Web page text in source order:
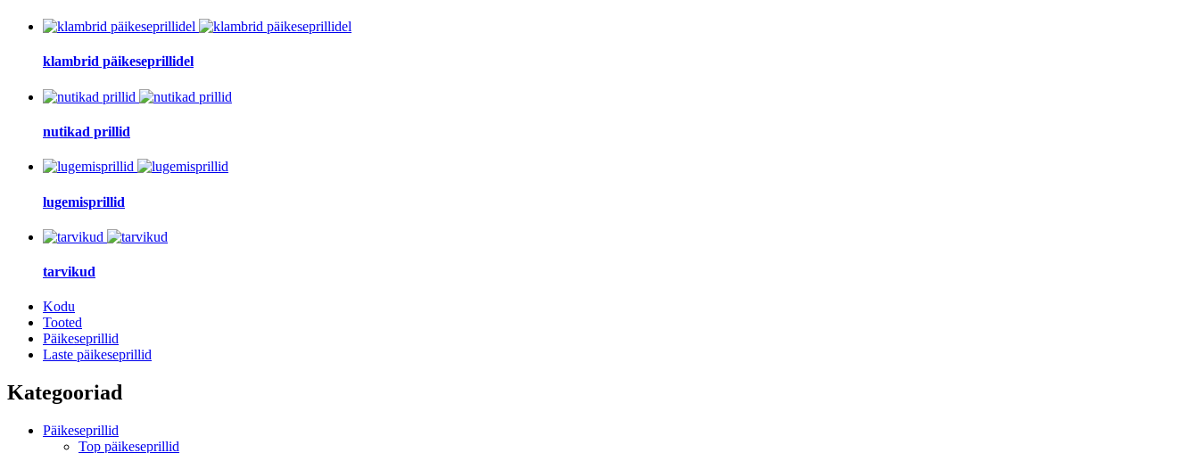
klambrid päikeseprillidel
nutikad prillid
lugemisprillid
tarvikud
Kodu
Tooted
Päikeseprillid
Laste päikeseprillid
Kategooriad
Päikeseprillid
Top päikeseprillid